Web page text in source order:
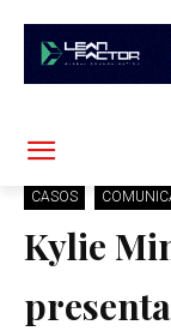
CASOS
Kylie